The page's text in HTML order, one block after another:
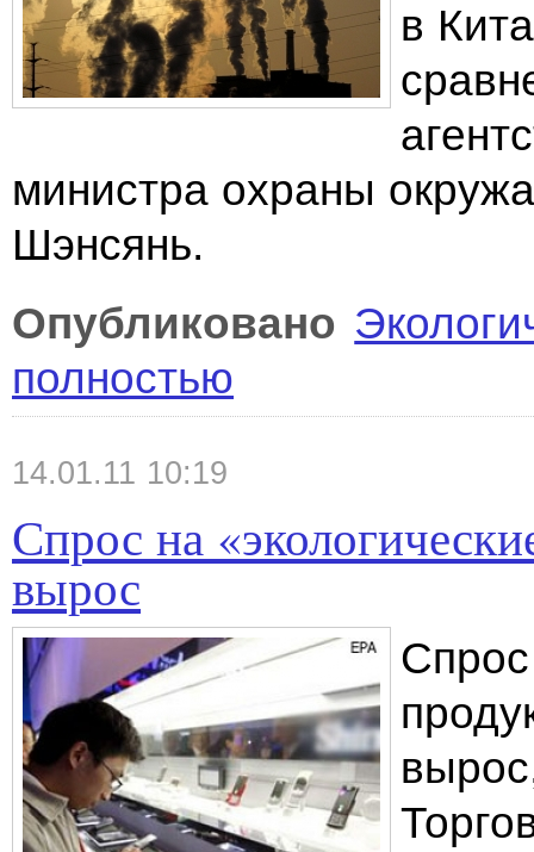
в
министра охраны
Шэнсянь.
Опубликовано
полностью
14.01.11 10:19
Спрос на
вырос